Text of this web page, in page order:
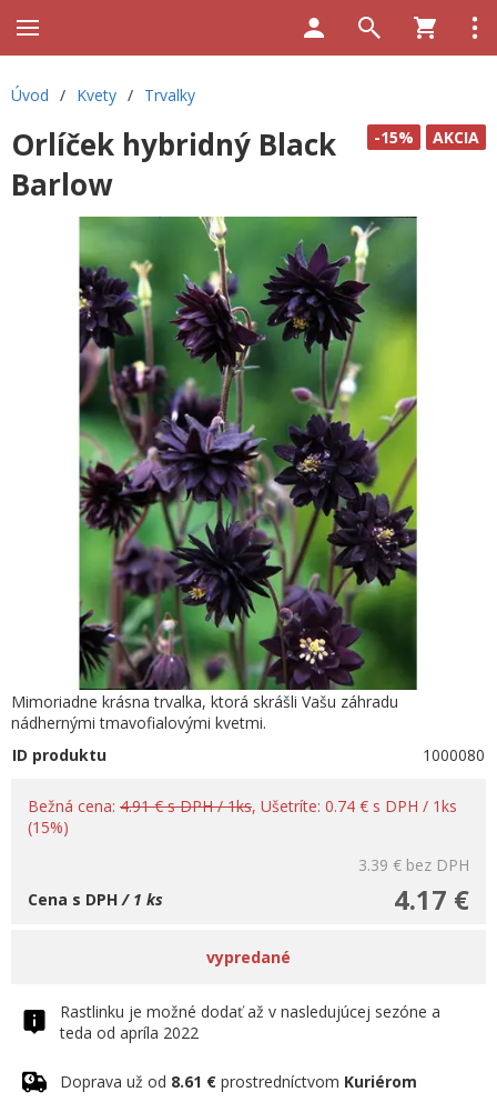
Úvod / Kvety / Trvalky
AKCIA
-15%
Orlíček hybridný Black
Barlow
Mimoriadne krásna trvalka, ktorá skrášli Vašu záhradu
nádhernými tmavofialovými kvetmi.
ID produktu
1000080
Bežná cena: 4.91 € s DPH / 1ks, Ušetríte: 0.74 € s DPH / 1ks
(15%)
3.39 € bez DPH
4.17 €
Cena s DPH/ 1 ks
vypredané
Rastlinku je možné dodať až v nasledujúcej sezóne a
teda od apríla 2022
Doprava už od 8.61 € prostredníctvom Kuriérom